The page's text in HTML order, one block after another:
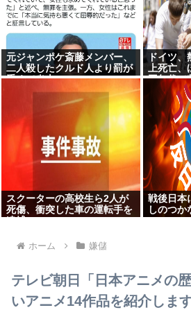
元ジャンポケ斎藤メンバー、
二人殺したクルド人より罰が
重くて炎上www
ドイツ
上死亡
同年代で
スクーターの高校生ら2人が
死傷、衝突した車の運転手を
逮捕
戦後日本
しのつか
ホーム 嫌儲
テレビ朝日「日本アニメの
いアニメ14作品を紹介しま